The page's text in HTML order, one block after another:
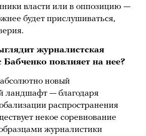
власти или в оппозицию —
будет прислушиваться,
журналистская
Бабченко повлияет на нее?
новый
ландшафт — благодаря
распространения
некое соревнование
журналистики